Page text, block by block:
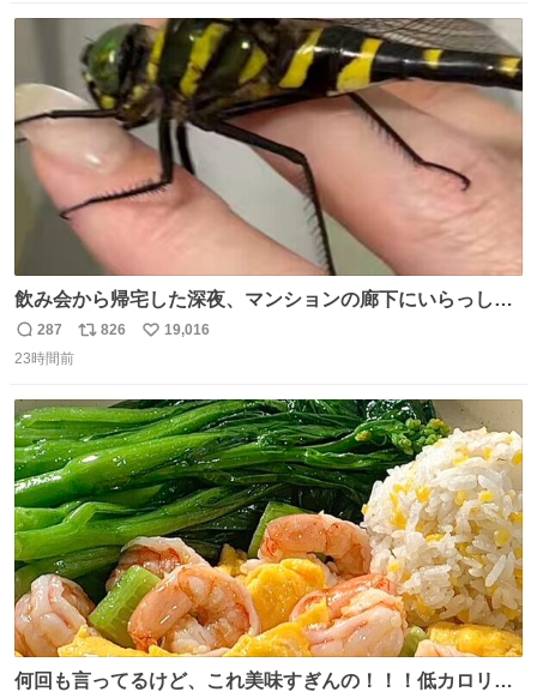
数
飲み会から帰宅した深夜、マンションの廊下にいらっしゃ
ったオニヤンマ様 まさかこんな都会でお会いできるなんて
思っておらず大興奮しております かっこよすぎる 指を差し
たが、飛ばないということは弱っていらっしゃるのでしょ
うか…素敵すぎる
返
信
287
リ
ト
数
826
い
数
19,016
23時間前
何回も言ってるけど、これ美味すぎんの！！！低カロリー